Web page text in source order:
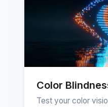
Color
Test your color